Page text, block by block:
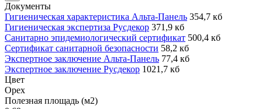
Документы
Гигиеническая характеристика Альта-Панель 354,7 кб
Гигиеническая экспертиза Русдекор 371,9 кб
Санитарно эпидемиологический сертификат 500,4 кб
Сертификат санитарной безопасности 58,2 кб
Экспертное заключение Альта-Панель 77,4 кб
Экспертное заключение Русдекор 1021,7 кб
Цвет
Орех
Полезная площадь (м2)